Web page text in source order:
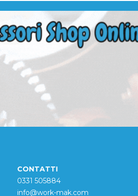
CONTATTI
0331 505884
info@work-mak.com